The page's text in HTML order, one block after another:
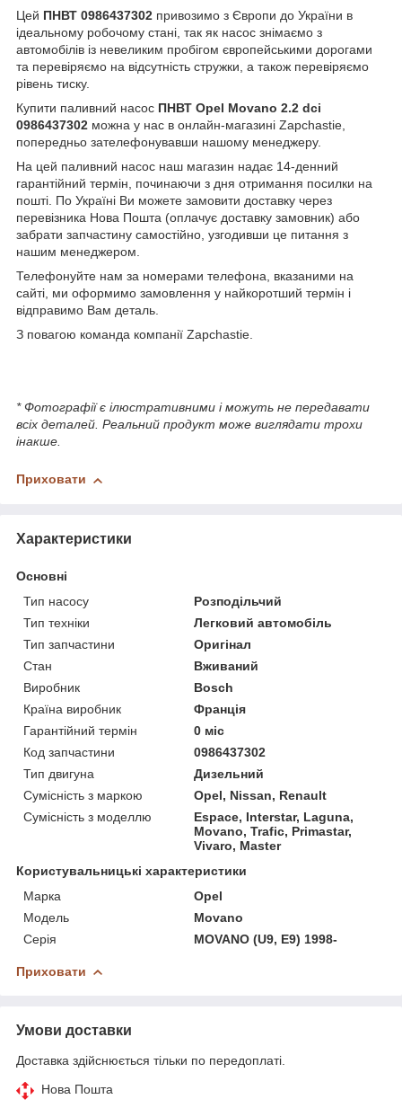
Цей ПНВТ 0986437302 привозимо з Європи до України в
ідеальному робочому стані, так як насос знімаємо з
автомобілів із невеликим пробігом європейськими дорогами
та перевіряємо на відсутність стружки, а також перевіряємо
рівень тиску.
Купити паливний насос ПНВТ Opel Movano 2.2 dci
0986437302 можна у нас в онлайн-магазині Zapchastie,
попередньо зателефонувавши нашому менеджеру.
На цей паливний насос наш магазин надає 14-денний
гарантійний термін, починаючи з дня отримання посилки на
пошті. По Україні Ви можете замовити доставку через
перевізника Нова Пошта (оплачує доставку замовник) або
забрати запчастину самостійно, узгодивши це питання з
нашим менеджером.
Телефонуйте нам за номерами телефона, вказаними на
сайті, ми оформимо замовлення у найкоротший термін і
відправимо Вам деталь.
З повагою команда компанії Zapchastie.
* Фотографії є ілюстративними і можуть не передавати
всіх деталей. Реальний продукт може виглядати трохи
інакше.
Приховати
Характеристики
Основні
Тип насосу
Розподільчий
Тип техніки
Легковий автомобіль
Тип запчастини
Оригінал
Стан
Вживаний
Виробник
Bosch
Країна виробник
Франція
Гарантійний термін
0 міс
Код запчастини
0986437302
Тип двигуна
Дизельний
Сумісність з маркою
Opel, Nissan, Renault
Сумісність з моделлю
Espace, Interstar, Laguna,
Movano, Trafic, Primastar,
Vivaro, Master
Користувальницькі характеристики
Марка
Opel
Модель
Movano
Серія
MOVANO (U9, E9) 1998-
Приховати
Умови доставки
Доставка здійснюється тільки по передоплаті.
Нова Пошта